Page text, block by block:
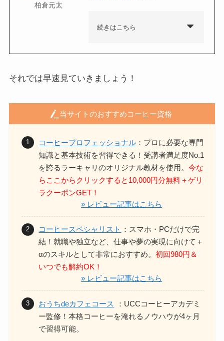
柏倉元太
続きはこちら
それでは早速見ていきましょう！
当サイトのおすすめコーヒー資格
コーヒープロフェッショナル ：プロに必要な専門
知識と基本技術を習得できる！ 受講者満足度No.1
を誇るラーキャリのオリジナル教材を使用。今な
らここからクリックすると10,000円分無料＋ゲリ
ラクーポンGET！
» レビュー記事はこちら
コーヒースペシャリスト ：スマホ・PCだけで完
結！就職や独立など、仕事や夢の実現に向けて＋
αのスキルとして非常におすすめ。初回980円＆
いつでも解約OK！
» レビュー記事はこちら
おうちdeカフェコース
：UCCコーヒーアカデミ
ー監修！本格コーヒーを淹れるノウハウが4ヶ月
で習得可能。